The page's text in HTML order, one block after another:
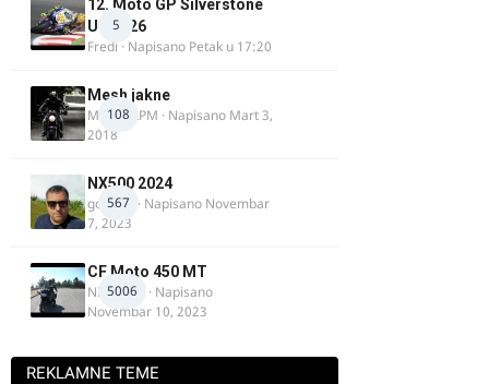
5
12. Moto GP Silverstone
UK 2026
Fredi · Napisano Petak u 17:20
108
Mesh jakne
MostarRPM · Napisano Mart 3,
2018
567
NX500 2024
godovic · Napisano Novembar
7, 2023
5006
CF Moto 450 MT
NIKOLA 1
· Napisano
Novembar 10, 2023
REKLAMNE TEME